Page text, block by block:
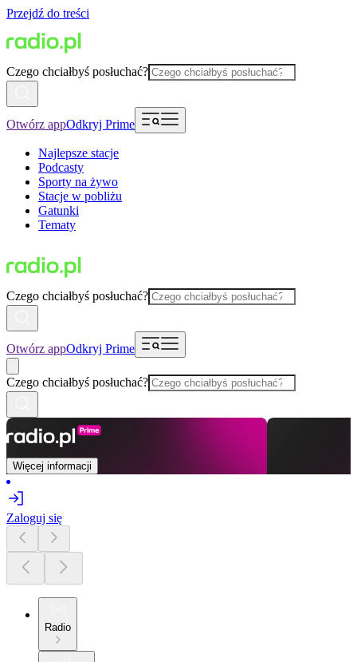
Przejdź do treści
Czego chciałbyś posłuchać?
Otwórz appOdkryj Prime
Najlepsze stacje
Podcasty
Sporty na żywo
Stacje w pobliżu
Gatunki
Tematy
Czego chciałbyś posłuchać?
Otwórz appOdkryj Prime
Czego chciałbyś posłuchać?
Więcej informacji
Zaloguj się
Radio